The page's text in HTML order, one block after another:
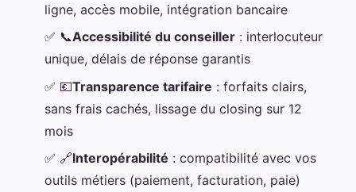
ligne, accès mobile, intégration bancaire
✅ 📞Accessibilité du conseiller : interlocuteur
unique, délais de réponse garantis
✅ 💶Transparence tarifaire : forfaits clairs,
sans frais cachés, lissage du closing sur 12
mois
✅ 🔗Interopérabilité : compatibilité avec vos
outils métiers (paiement, facturation, paie)